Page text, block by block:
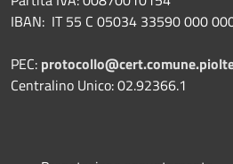
IBAN: IT 55 C 05034 33590 000
PEC:
Centralino Unico: 02.92366.1